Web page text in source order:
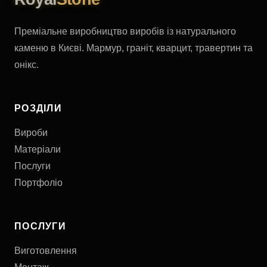
Преміальне виробництво виробів із натурального
каменю в Києві. Мармур, граніт, кварцит, травертин та
онікс.
РОЗДІЛИ
Вироби
Матеріали
Послуги
Портфоліо
ПОСЛУГИ
Виготовлення